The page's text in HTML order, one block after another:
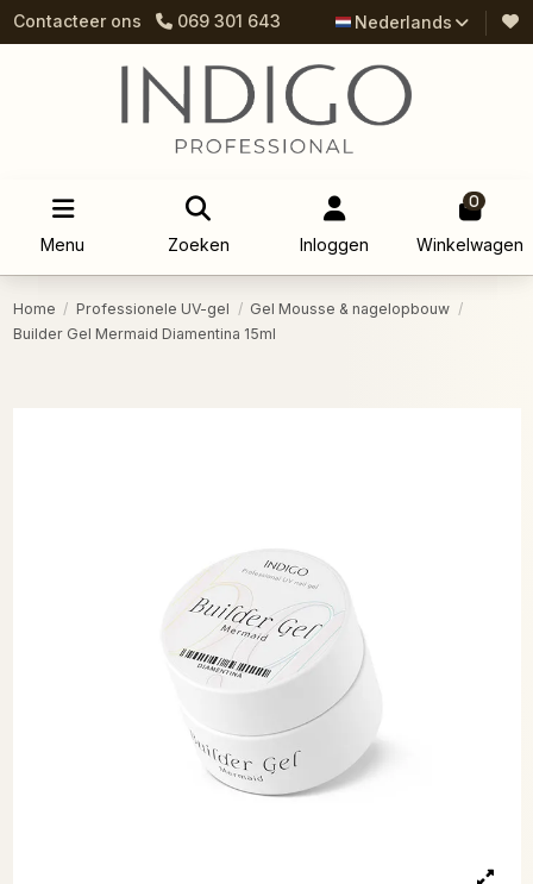
Contacteer ons 069 301 643 Nederlands
Menu Zoeken Inloggen
0
Winkelwagen
Home Professionele UV-gel
Gel Mousse & nagelopbouw
Builder Gel Mermaid Diamentina 15ml